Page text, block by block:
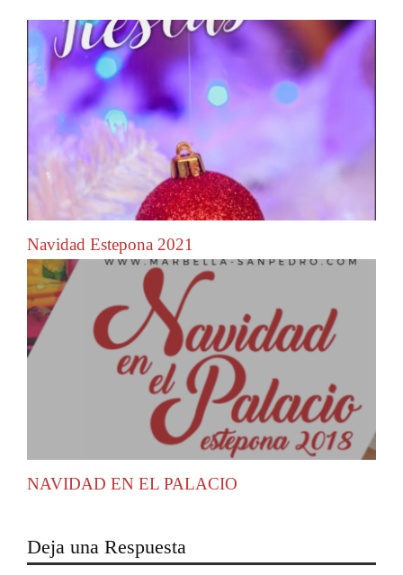
Navidad Estepona 2021
NAVIDAD EN EL PALACIO
Deja una Respuesta